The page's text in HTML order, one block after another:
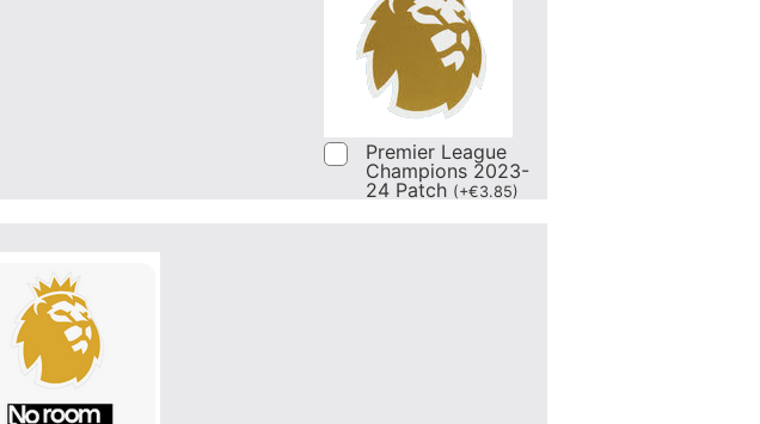
Premier League
Champions 2023-
24 Patch (+€3.85)